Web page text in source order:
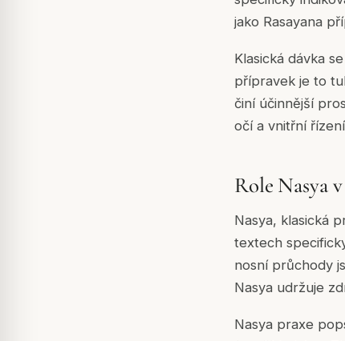
jako Rasayana
Klasická dávka
přípravek je to
činí účinnější
očí a vnitřní
Role Nasya
Nasya, klasická
textech
nosní průchody
Nasya udržuje
Nasya praxe